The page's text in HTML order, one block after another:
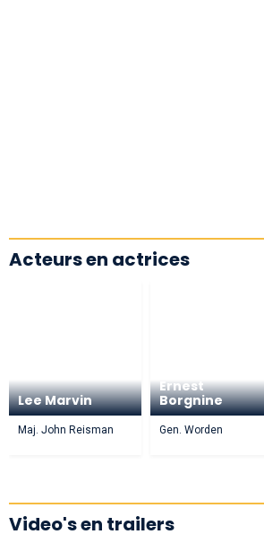
Acteurs en actrices
Lee Marvin
Maj. John Reisman
Ernest
Borgnine
Gen. Worden
Video's en trailers